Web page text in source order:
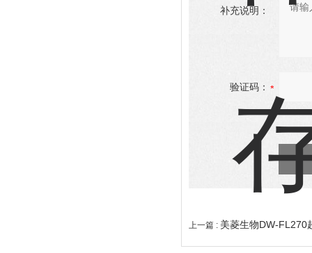
补充说明：
验证码：
上一篇 : 美菱生物DW-FL270